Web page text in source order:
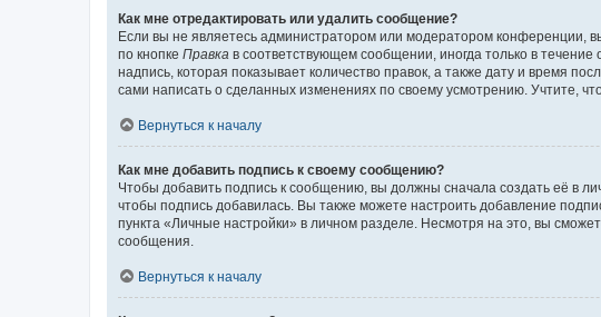
Как мне отредактировать или удалить сообщение?
Если вы не являетесь администратором или модератором конференции,
по кнопке Правка в соответствующем сообщении, иногда только в
надпись, которая показывает количество правок, а также дату и время
сами написать о сделанных изменениях по своему усмотрению. Учтите,
Вернуться к началу
Как мне добавить подпись к своему сообщению?
Чтобы добавить подпись к сообщению, вы должны сначала создать её в
чтобы подпись добавилась. Вы также можете настроить добавление
пункта «Личные настройки» в личном разделе. Несмотря на это, вы
сообщения.
Вернуться к началу